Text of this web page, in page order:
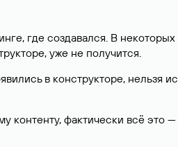
где создавался. В
уже не получится.
в конструкторе, нельзя
контенту, фактически всё это